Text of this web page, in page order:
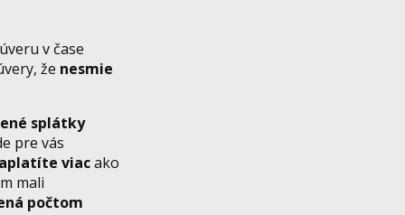
v čase
že nesmie
splátky
pre vás
viacako
mali
počtom